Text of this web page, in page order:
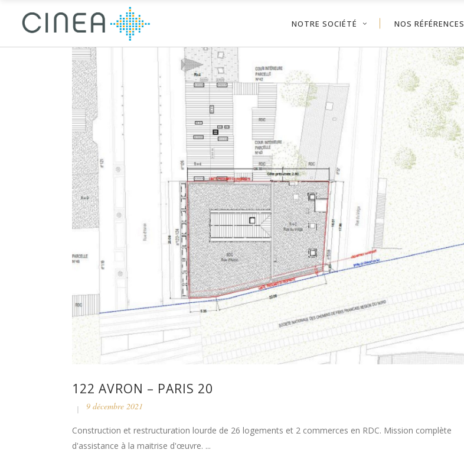
NOTRE SOCIÉTÉ NOS RÉFÉRENCES
122 AVRON – PARIS 20
9 décembre 2021
Construction et restructuration lourde de 26 logements et 2 commerces en RDC. Mission complète
d'assistance à la maitrise d'œuvre. ...